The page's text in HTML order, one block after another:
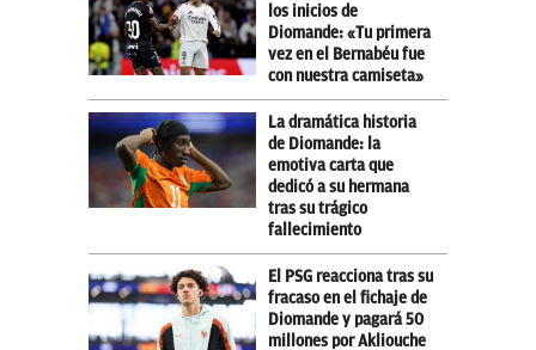
los inicios de
Diomande: «Tu primera
vez en el Bernabéu fue
con nuestra camiseta»
La dramática historia
de Diomande: la
emotiva carta que
dedicó a su hermana
tras su trágico
fallecimiento
El PSG reacciona tras su
fracaso en el fichaje de
Diomande y pagará 50
millones por Akliouche